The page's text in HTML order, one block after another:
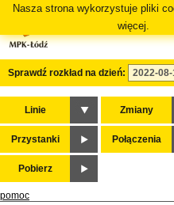
Nasza strona wykorzystuje pliki
więcej.
Sprawdź rozkład na dzień:
Linie Zmiany
Przystanki Połączenia
Pobierz
pomoc